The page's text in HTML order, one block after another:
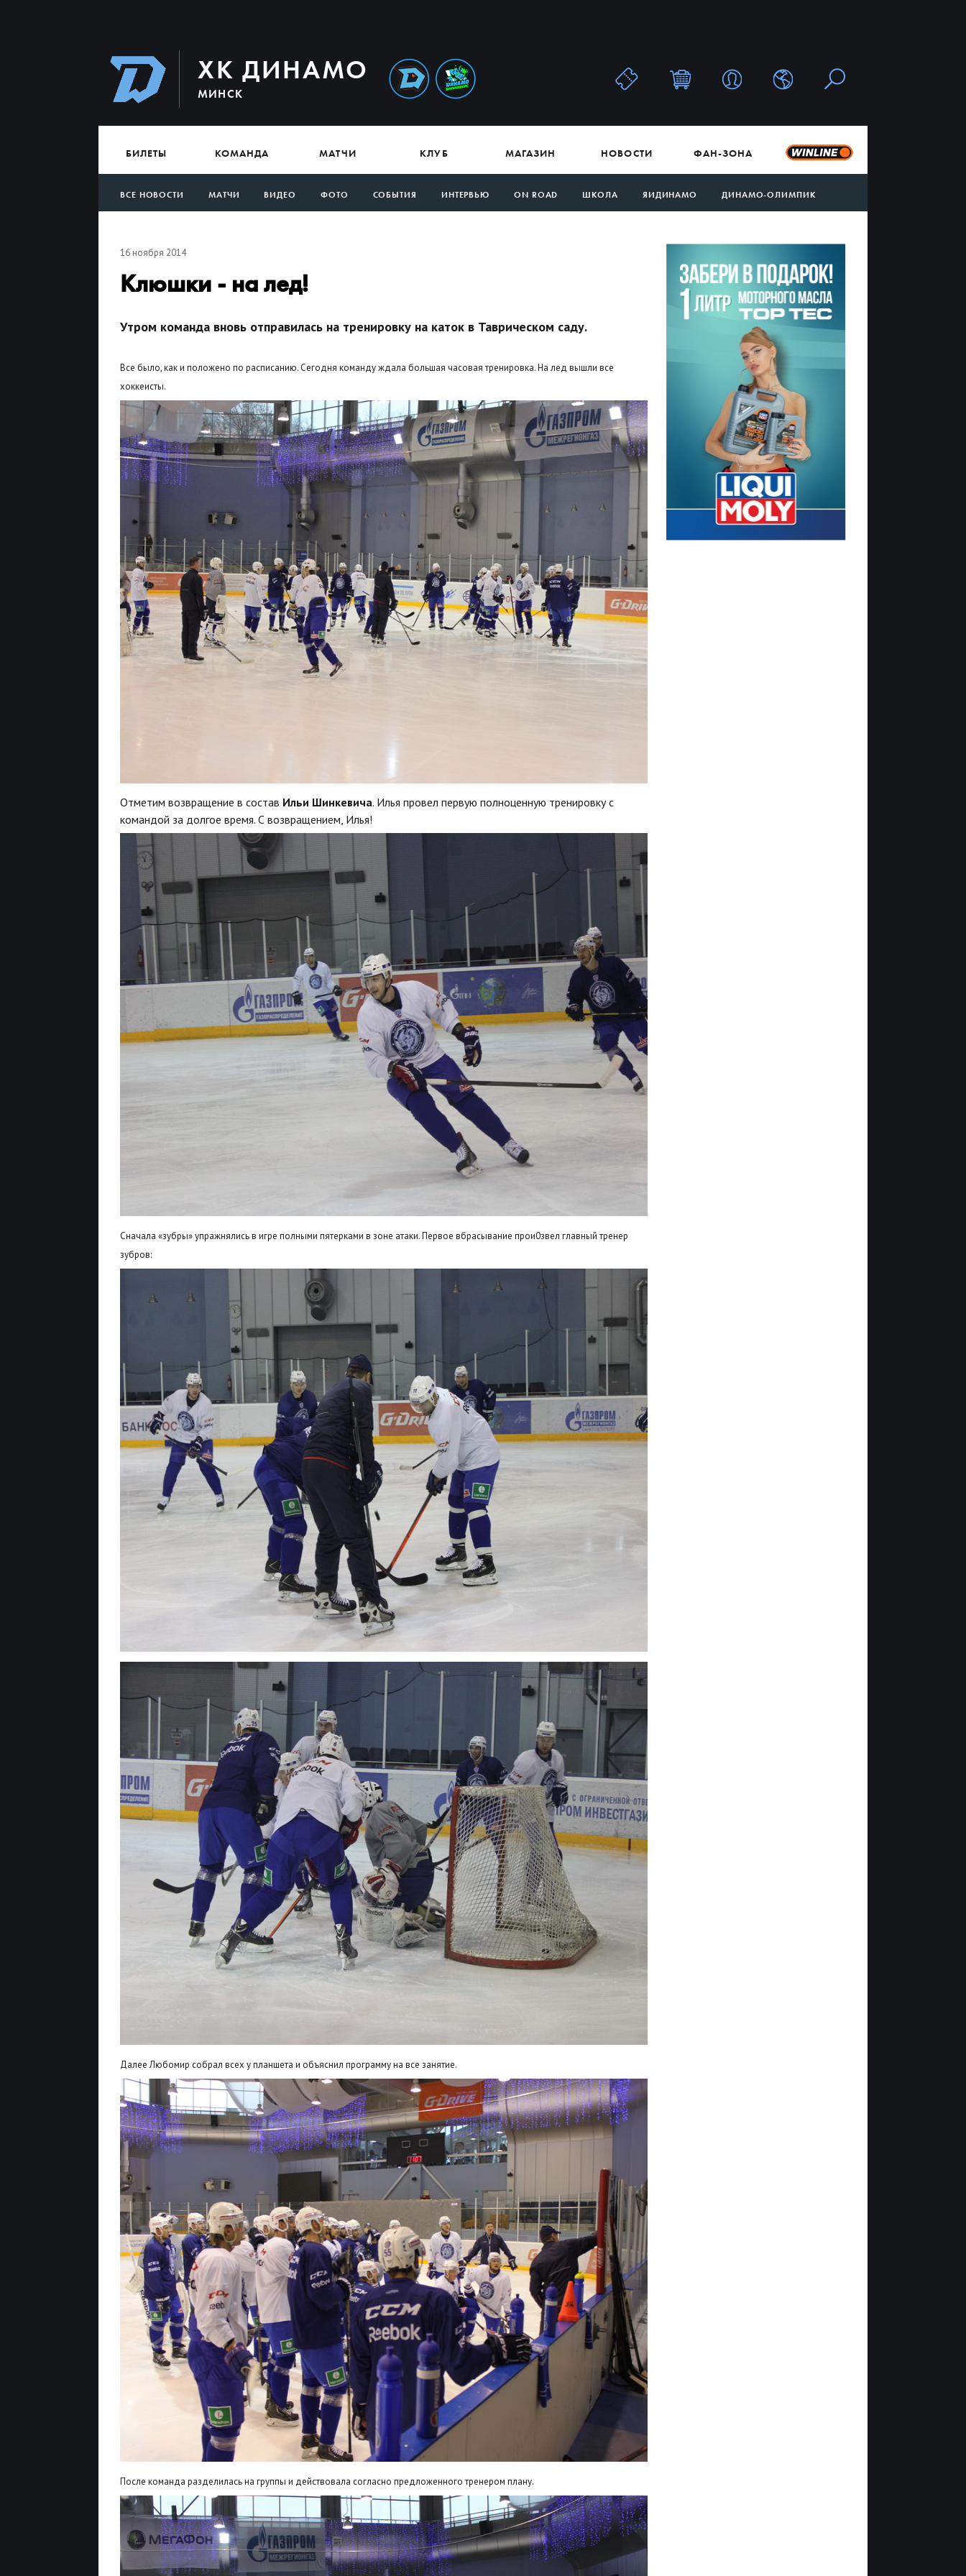
ХК ДИНАМО
МИНСК
БИЛЕТЫ КОМАНДА МАТЧИ КЛУБ МАГАЗИН НОВОСТИ ФАН-ЗОНА
ВСЕ НОВОСТИ МАТЧИ ВИДЕО ФОТО СОБЫТИЯ ИНТЕРВЬЮ ON ROAD ШКОЛА ЯИДИНАМО ДИНАМО-ОЛИМПИК
16 ноября 2014
Клюшки - на лед!
Утром команда вновь отправилась на тренировку на каток в Таврическом саду.
Все было, как и положено по расписанию. Сегодня команду ждала большая часовая тренировка. На лед вышли все
хоккеисты.
Отметим возвращение в состав Ильи Шинкевича. Илья провел первую полноценную тренировку с
командой за долгое время. С возвращением, Илья!
Сначала «зубры» упражнялись в игре полными пятерками в зоне атаки. Первое вбрасывание прои0звел главный тренер
зубров:
Далее Любомир собрал всех у планшета и объяснил программу на все занятие.
После команда разделилась на группы и действовала согласно предложенного тренером плану.